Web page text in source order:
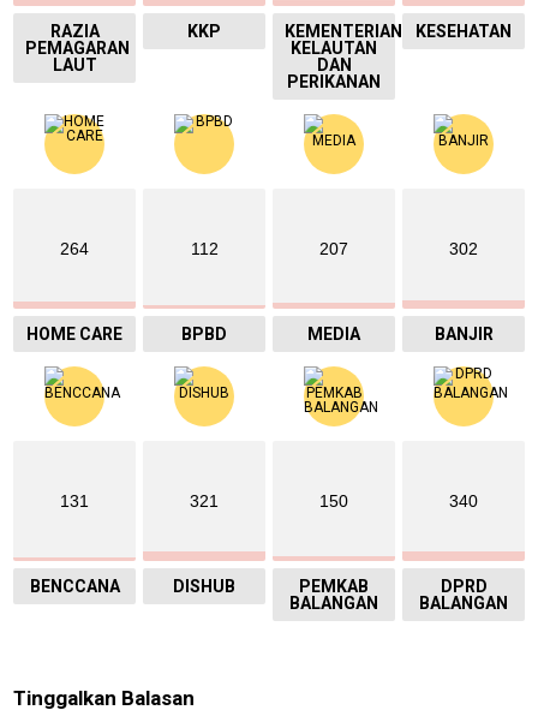
RAZIA
PEMAGARAN
LAUT
KKP
KEMENTERIAN
KELAUTAN
DAN
PERIKANAN
KESEHATAN
264
HOME CARE
112
BPBD
207
MEDIA
302
BANJIR
131
BENCCANA
321
DISHUB
150
PEMKAB
BALANGAN
340
DPRD
BALANGAN
Tinggalkan Balasan